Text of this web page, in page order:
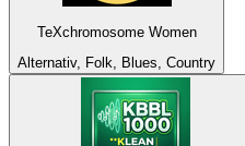
TeXchromosome Women
Alternativ, Folk, Blues, Country